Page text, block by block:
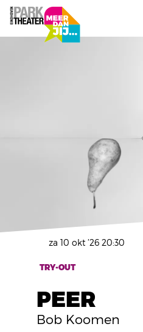
PEER
Bob Koomen
TRY-OUT
za 10 okt ’26 20:30